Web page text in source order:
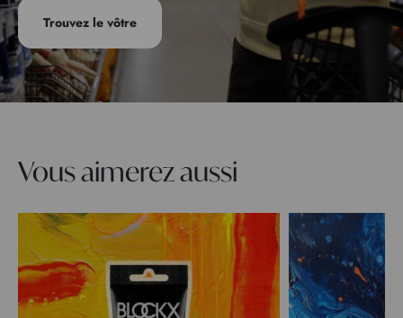
Trouvez le vôtre
Vous aimerez aussi